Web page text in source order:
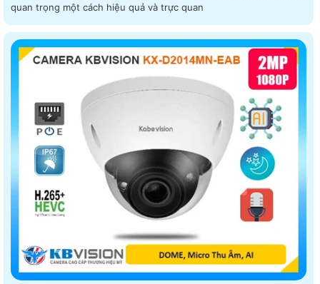
quan trọng một cách hiệu quả và trực quan